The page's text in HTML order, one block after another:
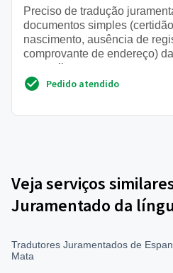
Preciso de tradução
documentos simples
nascimento, ausência de
comprovante de endereço)
para a lingua protuguesa
Pedido atendido
Veja serviços
Juramentado da
Tradutores Juramentados de
Mata